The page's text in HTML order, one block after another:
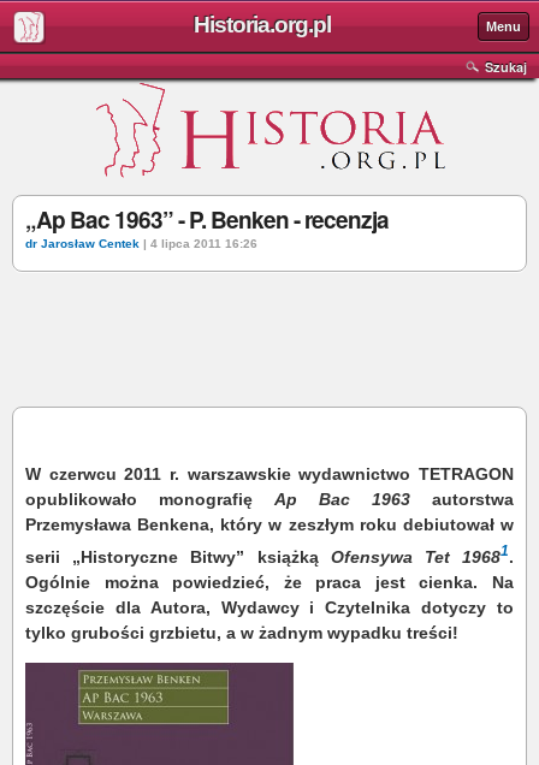
Historia.org.pl Menu
Szukaj
„Ap Bac 1963” - P. Benken - recenzja
dr Jarosław Centek | 4 lipca 2011 16:26
W czerwcu 2011 r. warszawskie wydawnictwo TETRAGON
opublikowało monografię Ap Bac 1963 autorstwa
Przemysława Benkena, który w zeszłym roku debiutował w
serii „Historyczne Bitwy” książką Ofensywa Tet 19681.
Ogólnie można powiedzieć, że praca jest cienka. Na
szczęście dla Autora, Wydawcy i Czytelnika dotyczy to
tylko grubości grzbietu, a w żadnym wypadku treści!